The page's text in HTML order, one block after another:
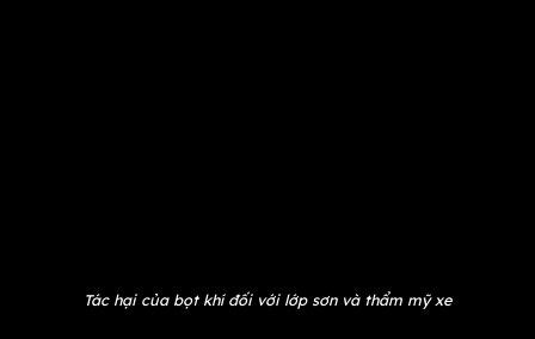
Tác hại của bọt khí đối với lớp sơn và thẩm mỹ xe